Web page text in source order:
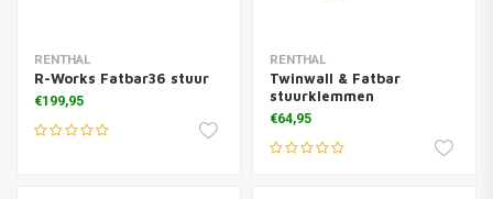
RENTHAL
R-Works Fatbar36 stuur
€199,95
RENTHAL
Twinwall & Fatbar
stuurklemmen
€64,95